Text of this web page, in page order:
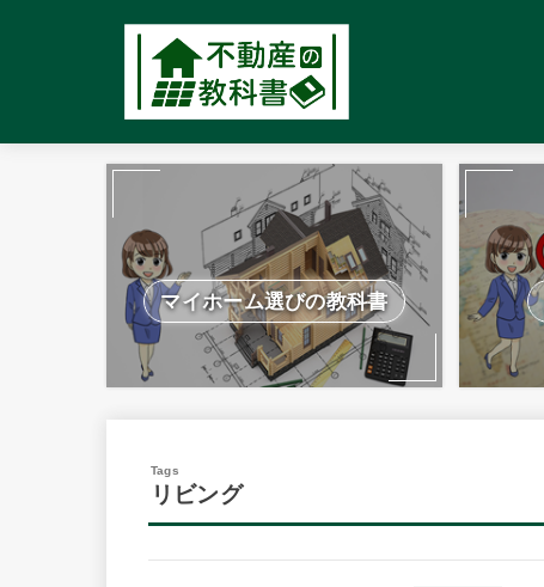
マイホーム選びの教科書
リビング